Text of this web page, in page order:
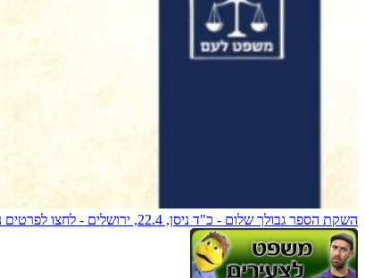
השקת הספר גבולך שלום - כ"ד ניסן, 22.4, ירושלים - לחצו לפרטים נוספים!